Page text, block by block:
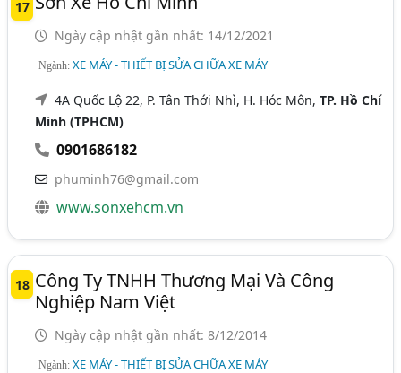
17
Ngày cập nhật gần nhất: 14/12/2021
Ngành:XE MÁY - THIẾT BỊ SỬA CHỮA XE MÁY
4A Quốc Lộ 22, P. Tân Thới Nhì, H. Hóc Môn,TP. Hồ Chí
Minh (TPHCM)
0901686182
phuminh76@gmail.com
www.sonxehcm.vn
18 Công Ty TNHH Thương Mại Và Công
Nghiệp Nam Việt
Ngày cập nhật gần nhất: 8/12/2014
Ngành:XE MÁY - THIẾT BỊ SỬA CHỮA XE MÁY